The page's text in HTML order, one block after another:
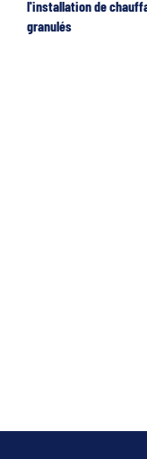
l'installation de
granulés